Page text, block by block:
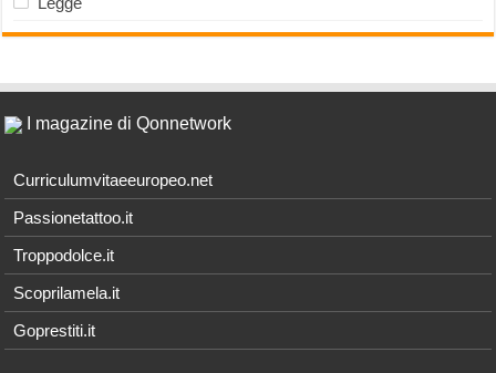
I magazine di Qonnetwork
Curriculumvitaeeuropeo.net
Passionetattoo.it
Troppodolce.it
Scoprilamela.it
Goprestiti.it